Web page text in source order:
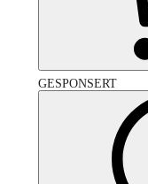
GESPONSERT